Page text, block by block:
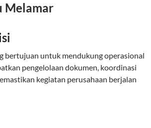
Melamar
bertujuan untuk mendukung operasional
pengelolaan dokumen, koordinasi
kegiatan perusahaan berjalan